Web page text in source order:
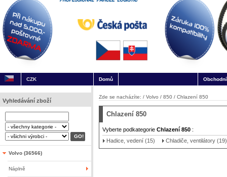
CZK Domů
Vyhledávání zboží
Volvo (36566)
Náplně
Zde se nacházíte: / Volvo / 850 / Chlazení 850
Chlazení 850
Vyberte podkategorie Chlazení 850 :
Hadice, vedení (15)
Chladiče, ventilátory (19)